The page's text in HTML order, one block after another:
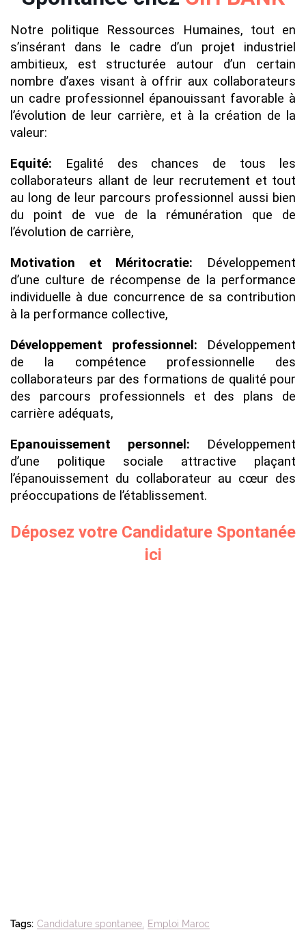
Notre politique Ressources Humaines, tout en
s’insérant dans le cadre d’un projet industriel
ambitieux, est structurée autour d’un certain
nombre d’axes visant à offrir aux collaborateurs
un cadre professionnel épanouissant favorable à
l’évolution de leur carrière, et à la création de la
valeur:
Equité: Egalité des chances de tous les
collaborateurs allant de leur recrutement et tout
au long de leur parcours professionnel aussi bien
du point de vue de la rémunération que de
l’évolution de carrière,
Motivation et Méritocratie: Développement
d’une culture de récompense de la performance
individuelle à due concurrence de sa contribution
à la performance collective,
Développement professionnel: Développement
de la compétence professionnelle des
collaborateurs par des formations de qualité pour
des parcours professionnels et des plans de
carrière adéquats,
Epanouissement personnel: Développement
d’une politique sociale attractive plaçant
l’épanouissement du collaborateur au cœur des
préoccupations de l’établissement.
Déposez votre Candidature Spontanée
ici
Tags: Candidature spontanee Emploi Maroc